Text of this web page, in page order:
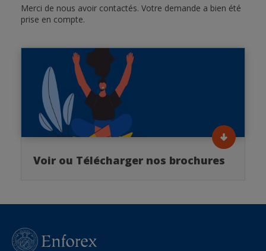
Merci de nous avoir contactés. Votre demande a bien été
prise en compte.
Voir ou Télécharger nos brochures